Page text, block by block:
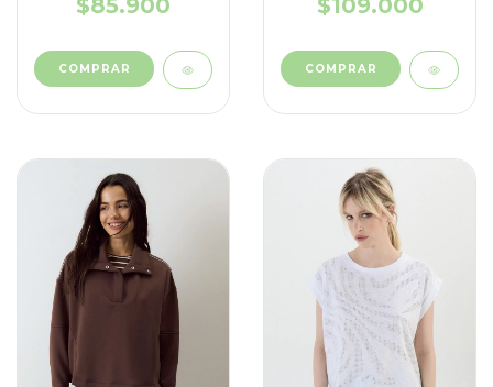
$85.900
COMPRAR
$109.000
COMPRAR